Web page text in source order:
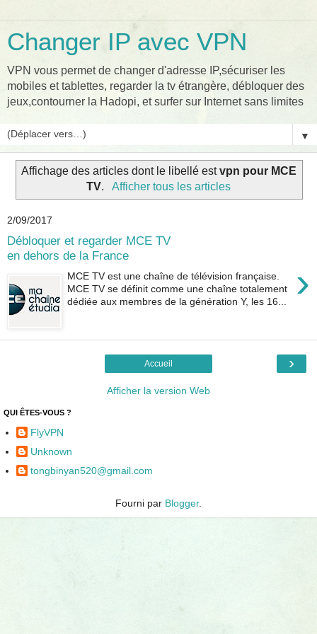
Changer IP avec VPN
VPN vous permet de changer d'adresse IP,sécuriser les
mobiles et tablettes, regarder la tv étrangère, débloquer des
jeux,contourner la Hadopi, et surfer sur Internet sans limites
▼
Affichage des articles dont le libellé estvpn pour MCE
TV. Afficher tous les articles
2/09/2017
Débloquer et regarder MCE TV
en dehors de la France
›
MCE TV est une chaîne de télévision française.
MCE TV se définit comme une chaîne totalement
dédiée aux membres de la génération Y, les 16...
›
Accueil
Afficher la version Web
QUI ÊTES-VOUS ?
FlyVPN
Unknown
tongbinyan520@gmail.com
Fourni par Blogger.